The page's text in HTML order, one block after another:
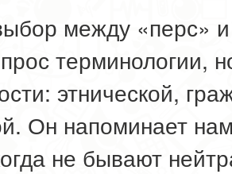
между «перс»
терминологии,
этнической,
Он напоминает
не бывают